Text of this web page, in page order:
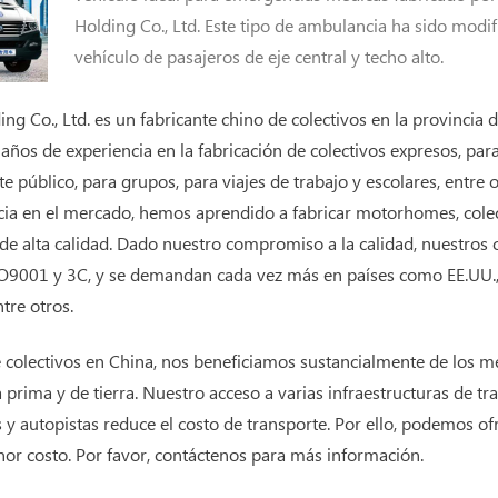
Holding Co., Ltd. Este tipo de ambulancia ha sido
vehículo de pasajeros de eje central y techo alto.
Co., Ltd. es un fabricante chino de colectivos en la provincia
de experiencia en la fabricación de colectivos expresos,
público, para grupos, para viajes de trabajo y escolares, entre
en el mercado, hemos aprendido a fabricar motorhomes,
alta calidad. Dado nuestro compromiso a la calidad, nuestros
y 3C, y se demandan cada vez más en países como
otros.
en China, nos beneficiamos sustancialmente de los
y de tierra. Nuestro acceso a varias infraestructuras de
autopistas reduce el costo de transporte. Por ello, podemos
costo. Por favor, contáctenos para más información.